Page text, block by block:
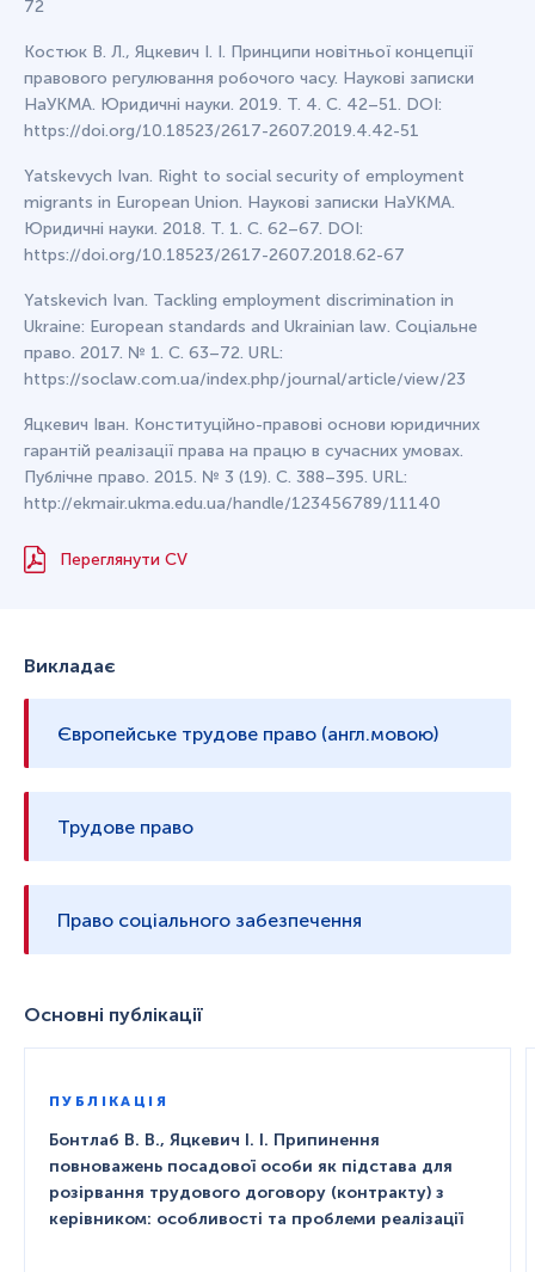
72
Костюк В. Л., Яцкевич І. І. Принципи новітньої концепції
правового регулювання робочого часу. Наукові записки
НаУКМА. Юридичні науки. 2019. Т. 4. С. 42–51. DOI:
https://doi.org/10.18523/2617-2607.2019.4.42-51
Yatskevych Ivan. Right to social security of employment
migrants in European Union. Наукові записки НаУКМА.
Юридичні науки. 2018. Т. 1. С. 62–67. DOI:
https://doi.org/10.18523/2617-2607.2018.62-67
Yatskevich Ivan. Tackling employment discrimination in
Ukraine: European standards and Ukrainian law. Соціальне
право. 2017. № 1. С. 63–72. URL:
https://soclaw.com.ua/index.php/journal/article/view/23
Яцкевич Іван. Конституційно-правові основи юридичних
гарантій реалізації права на працю в сучасних умовах.
Публічне право. 2015. № 3 (19). С. 388–395. URL:
http://ekmair.ukma.edu.ua/handle/123456789/11140
Переглянути CV
Викладає
Європейське трудове право (англ.мовою)
Трудове право
Право соціального забезпечення
Основні публікації
ПУБЛІКАЦІЯ
Бонтлаб В. В., Яцкевич І. І. Припинення
повноважень посадової особи як підстава для
розірвання трудового договору (контракту) з
керівником: особливості та проблеми реалізації